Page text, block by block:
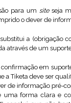
para um siteseja
o dever de
a (obrigação
através de um
em
a Tiketa deve ser
de informação pré-
forma clara e